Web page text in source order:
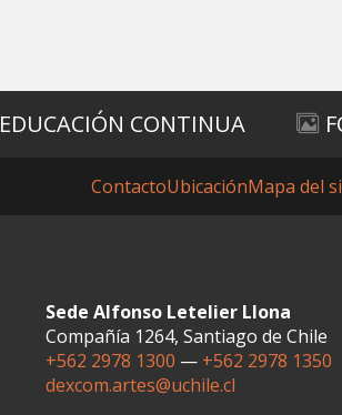
EDUCACIÓN CONTINUA
ContactoUbicaciónMapa del
Sede Alfonso Letelier Llona
Compañía 1264, Santiago de Chile
+562 2978 1300 — +562 2978 1350
dexcom.artes@uchile.cl